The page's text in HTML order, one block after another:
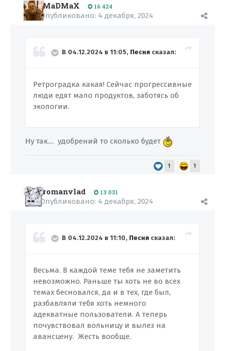
MaDMaX 16 424
Опубликовано: 4 декабря, 2024
В 04.12.2024 в 11:05, Песня сказал:
Ретроградка какая! Сейчас прогрессивные
люди едят мало продуктов, заботясь об
экологии.
Ну так.... удобрений то сколько будет
1 1
romanvlad 13 031
Опубликовано: 4 декабря, 2024
В 04.12.2024 в 11:10, Песня сказал:
Весьма. В каждой теме тебя не заметить
невозможно. Раньше ты хоть не во всех
темах бесновался, да и в тех, где был,
разбавляли тебя хоть немного
адекватные пользователи. А теперь
почувствовал вольницу и вылез на
авансцену. Жесть вообще.